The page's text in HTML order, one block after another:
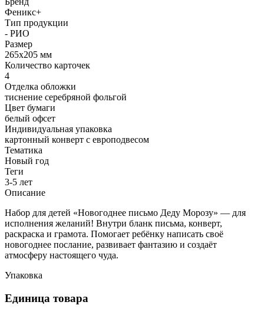
Феникс+
Тип продукции
- РИО
Размер
265x205 мм
Количество карточек
4
Отделка обложки
тиснение серебряной фольгой
Цвет бумаги
белый офсет
Индивидуальная упаковка
картонный конверт с европодвесом
Тематика
Новый год
Теги
3-5 лет
Описание
Набор для детей «Новогоднее письмо Деду Морозу» — для
исполнения желаний! Внутри бланк письма, конверт,
раскраска и грамота. Помогает ребёнку написать своё
новогоднее послание, развивает фантазию и создаёт
атмосферу настоящего чуда.
Упаковка
Единица товара